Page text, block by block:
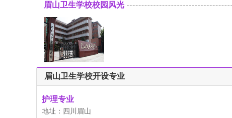
眉山卫生学校校园风光
眉山卫生学校开设专业
护理专业
地址：四川眉山